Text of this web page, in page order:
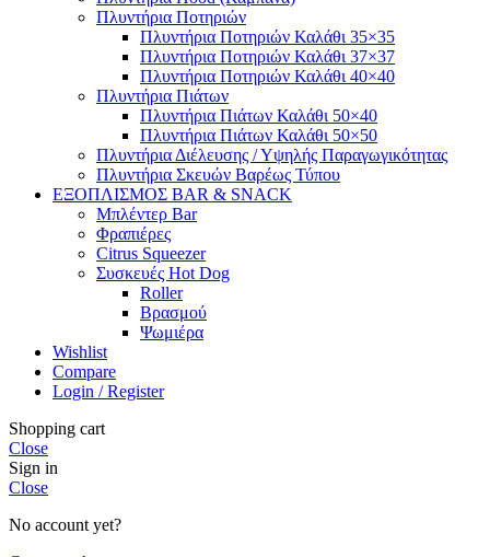
Πλυντήρια Ποτηριών
Πλυντήρια Ποτηριών Καλάθι 35×35
Πλυντήρια Ποτηριών Καλάθι 37×37
Πλυντήρια Ποτηριών Καλάθι 40×40
Πλυντήρια Πιάτων
Πλυντήρια Πιάτων Καλάθι 50×40
Πλυντήρια Πιάτων Καλάθι 50×50
Πλυντήρια Διέλευσης / Υψηλής Παραγωγικότητας
Πλυντήρια Σκευών Βαρέως Τύπου
ΕΞΟΠΛΙΣΜΟΣ BAR & SNACK
Μπλέντερ Bar
Φραπιέρες
Citrus Squeezer
Συσκευές Hot Dog
Roller
Βρασμού
Ψωμιέρα
Wishlist
Compare
Login / Register
Shopping cart
Close
Sign in
Close
No account yet?